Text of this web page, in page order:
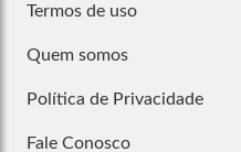
Termos de uso
Quem somos
Política de Privacidade
Fale Conosco